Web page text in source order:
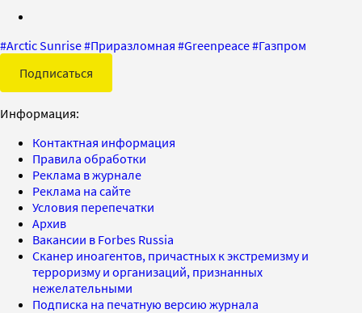
#Arctic Sunrise#Приразломная #Greenpeace#Газпром
Подписаться
Информация:
Контактная информация
Правила обработки
Реклама в журнале
Реклама на сайте
Условия перепечатки
Архив
Вакансии в Forbes Russia
Сканер иноагентов, причастных к экстремизму и
терроризму и организаций, признанных
нежелательными
Подписка на печатную версию журнала